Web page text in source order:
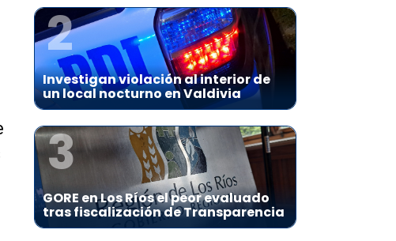
2
Investigan violación al interior de
un local nocturno en Valdivia
3
GORE en Los Ríos el peor evaluado
tras fiscalización de Transparencia